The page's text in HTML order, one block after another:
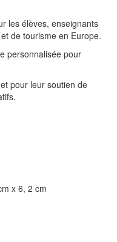
les élèves, enseignants
de tourisme en Europe.
personnalisée pour
pour leur soutien de
x 6, 2 cm